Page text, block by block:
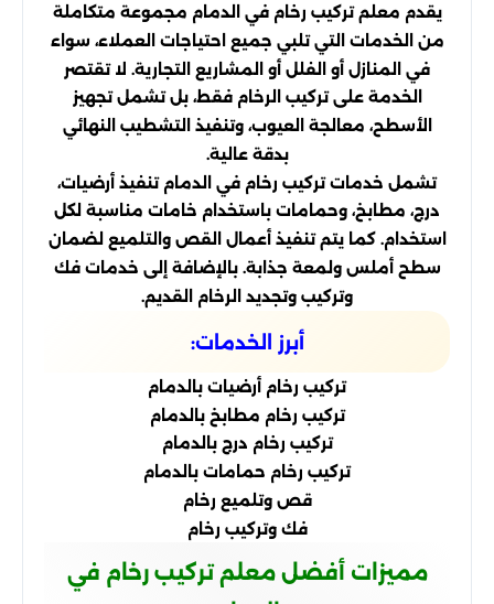
يقدم معلم تركيب رخام في الدمام مجموعة متكاملة
من الخدمات التي تلبي جميع احتياجات العملاء، سواء
في المنازل أو الفلل أو المشاريع التجارية. لا تقتصر
الخدمة على تركيب الرخام فقط، بل تشمل تجهيز
الأسطح، معالجة العيوب، وتنفيذ التشطيب النهائي
بدقة عالية.
تشمل خدمات تركيب رخام في الدمام تنفيذ أرضيات،
درج، مطابخ، وحمامات باستخدام خامات مناسبة لكل
استخدام. كما يتم تنفيذ أعمال القص والتلميع لضمان
سطح أملس ولمعة جذابة. بالإضافة إلى خدمات فك
وتركيب وتجديد الرخام القديم.
أبرز الخدمات:
تركيب رخام أرضيات بالدمام
تركيب رخام مطابخ بالدمام
تركيب رخام درج بالدمام
تركيب رخام حمامات بالدمام
قص وتلميع رخام
فك وتركيب رخام
مميزات أفضل معلم تركيب رخام في